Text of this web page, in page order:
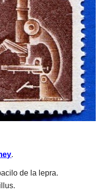
.
de la lepra.